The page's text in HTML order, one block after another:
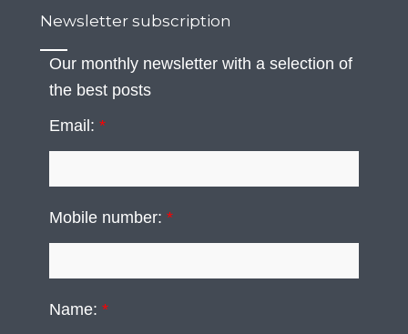
Newsletter subscription
Our monthly newsletter with a selection of
the best posts
Email:*
Mobile number:*
Name:*